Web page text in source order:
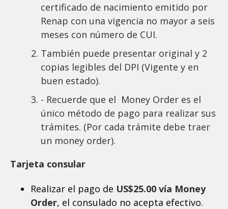
certificado de nacimiento emitido por
Renap con una vigencia no mayor a seis
meses con número de CUI.
También puede presentar original y 2
copias legibles del DPI (Vigente y en
buen estado).
- Recuerde que el Money Order es el
único método de pago para realizar sus
trámites. (Por cada trámite debe traer
un money order).
Tarjeta consular
Realizar el pago de US$25.00 vía Money
Order, el consulado no acepta efectivo.